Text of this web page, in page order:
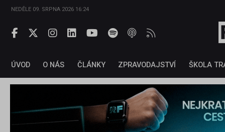
NEDĚLE 09. SRPNA 2026 16:24
ÚVOD O NÁS ČLÁNKY ZPRAVODAJSTVÍ ŠKOLA